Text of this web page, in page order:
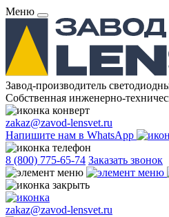
Меню
Завод-производитель
Собственная инженерно-
zakaz@zavod-lensvet.ru
Напишите нам в WhatsApp
8 (800) 775-65-74 Заказать звонок
zakaz@zavod-lensvet.ru